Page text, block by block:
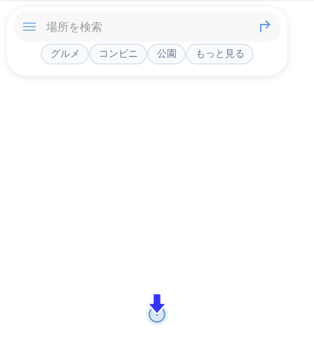
グルメ コンビニ 公園 もっと見る